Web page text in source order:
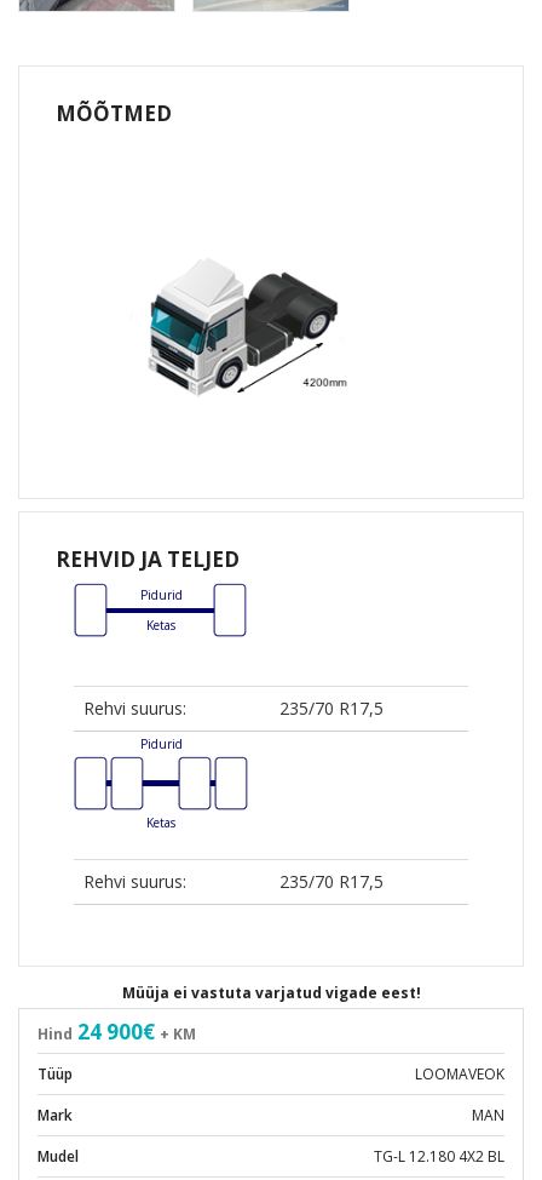
MÕÕTMED
REHVID JA TELJED
Pidurid
Ketas
Rehvi suurus: 235/70 R17,5
Pidurid
Ketas
Rehvi suurus: 235/70 R17,5
Müüja ei vastuta varjatud vigade eest!
Hind 24 900€ + KM
Tüüp
LOOMAVEOK
Mark
MAN
Mudel
TG-L 12.180 4X2 BL